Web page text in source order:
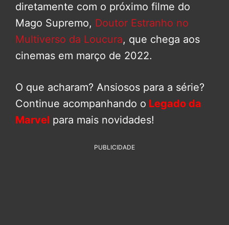
diretamente com o próximo filme do
Mago Supremo, Doutor Estranho no
Multiverso da Loucura, que chega aos
cinemas em março de 2022.
O que acharam? Ansiosos para a série?
Continue acompanhando o Legado da
Marvel para mais novidades!
PUBLICIDADE